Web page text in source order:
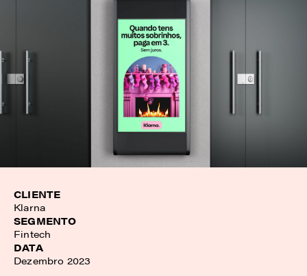
CLIENTE
Klarna
SEGMENTO
Fintech
DATA
Dezembro 2023